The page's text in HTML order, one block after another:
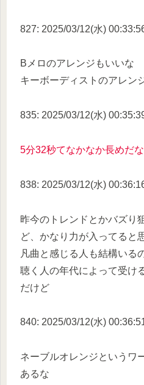
827: 2025/03/12(水)
Bメロのアレンジもいいな
キーボーディストのアレン
835: 2025/03/12(水)
5分32秒てなかなか長めだな
838: 2025/03/12(水)
昨今のトレンドとかバズり
ど、かなり力が入ってると
凡曲と感じる人も結構いる
聴く人の年代によって受け
だけど
840: 2025/03/12(水)
ネーブルオレンジというワ
あるな